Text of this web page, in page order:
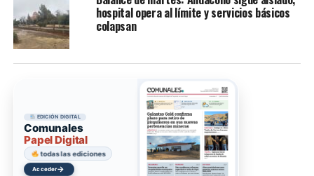
hospital opera al límite y servicios básicos
colapsan
EDICIÓN DIGITAL
Comunales
Papel Digital
todas las ediciones
Acceder→